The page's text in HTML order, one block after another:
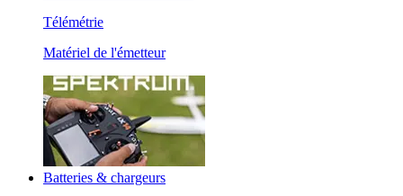
Télémétrie
Matériel de l'émetteur
Batteries & chargeurs